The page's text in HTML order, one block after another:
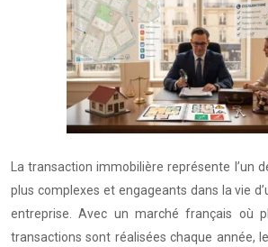
La transaction immobilière représente l’un
plus complexes et engageants dans la vie
entreprise. Avec un marché français où
transactions sont réalisées chaque année,